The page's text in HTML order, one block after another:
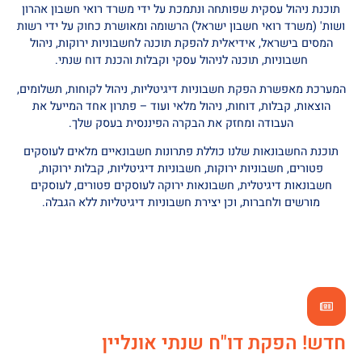
תוכנת ניהול עסקית שפותחה ונתמכת על ידי משרד רואי חשבון אהרון
ושות' (משרד רואי חשבון ישראל) הרשומה ומאושרת כחוק על ידי רשות
המסים בישראל, אידיאלית להפקת תוכנה לחשבוניות ירוקות, ניהול
חשבוניות, תוכנה לניהול עסקי וקבלות והכנת דוח שנתי.
המערכת מאפשרת הפקת חשבוניות דיגיטליות, ניהול לקוחות, תשלומים,
הוצאות, קבלות, דוחות, ניהול מלאי ועוד – פתרון אחד המייעל את
העבודה ומחזק את הבקרה הפיננסית בעסק שלך.
תוכנת החשבונאות שלנו כוללת פתרונות חשבונאיים מלאים לעוסקים
פטורים, חשבוניות ירוקות, חשבוניות דיגיטליות, קבלות ירוקות,
חשבונאות דיגיטלית, חשבונאות ירוקה לעוסקים פטורים, לעוסקים
מורשים ולחברות, וכן יצירת חשבוניות דיגיטליות ללא הגבלה.
חדש! הפקת דו"ח שנתי אונליין